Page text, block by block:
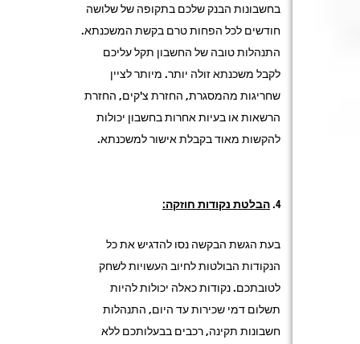
בחשבונות הבנק שלכם בתקופה של שלושה
חודשים לכל הפחות טרם בקשת המשכנתא.
התנהלות טובה של החשבון תקל עליכם
לקבל משכנתא זולה יותר. מיותר לציין
שחריגות מהמסגרת, החזרת צ'קים, החזרת
הרשאות או בעיות אחרות בחשבון יכולות
להקשות מאוד בקבלת אישור למשכנתא.
הבלטת נקודות חוזקה:
בעת הגשת הבקשה נסו להדגיש את כל
הנקודות הבולטות לחיוב העשויות לשחק
לטובתכם. נקודות כאלה יכולות להיות
תשלום דמי שכירות עד היום, התנהלות
חשבונות תקינה, רכבים בבעלותכם ללא